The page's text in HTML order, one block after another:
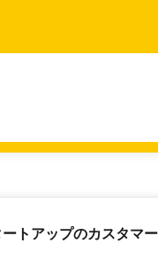
トアップのカスタマ